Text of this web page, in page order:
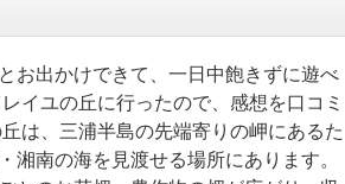
お出かけできて、一日中飽きずに遊べ
イユの丘に行ったので、感想を口コミ
は、三浦半島の先端寄りの岬にあるた
湘南の海を見渡せる場所にあります。